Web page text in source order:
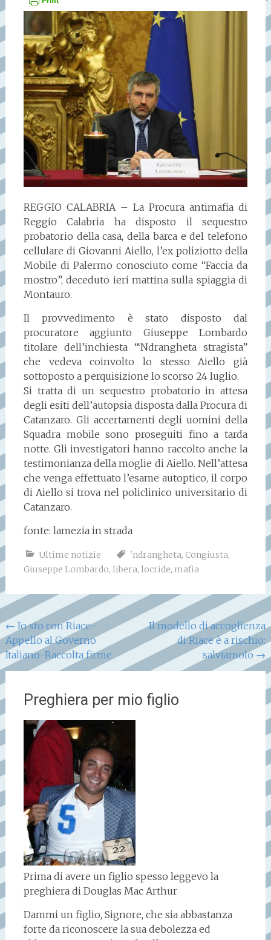
REGGIO CALABRIA – La Procura antimafia di
Reggio Calabria ha disposto il sequestro
probatorio della casa, della barca e del telefono
cellulare di Giovanni Aiello, l’ex poliziotto della
Mobile di Palermo conosciuto come “Faccia da
mostro”, deceduto ieri mattina sulla spiaggia di
Montauro.
Il provvedimento è stato disposto dal
procuratore aggiunto Giuseppe Lombardo
titolare dell’inchiesta “‘Ndrangheta stragista”
che vedeva coinvolto lo stesso Aiello già
sottoposto a perquisizione lo scorso 24 luglio.
Si tratta di un sequestro probatorio in attesa
degli esiti dell’autopsia disposta dalla Procura di
Catanzaro. Gli accertamenti degli uomini della
Squadra mobile sono proseguiti fino a tarda
notte. Gli investigatori hanno raccolto anche la
testimonianza della moglie di Aiello. Nell’attesa
che venga effettuato l’esame autoptico, il corpo
di Aiello si trova nel policlinico universitario di
Catanzaro.
fonte: lamezia in strada
Ultime notizie 'ndrangheta, Congiusta,
Giuseppe Lombardo, libera, locride, mafia
Navigazione
articoli
← Io sto con Riace-
Appello al Governo
Italiano-Raccolta firme
Il modello di accoglienza
di Riace è a rischio:
salviamolo →
Preghiera per mio figlio
Prima di avere un figlio spesso leggevo la
preghiera di Douglas Mac Arthur
Dammi un figlio, Signore, che sia abbastanza
forte da riconoscere la sua debolezza ed